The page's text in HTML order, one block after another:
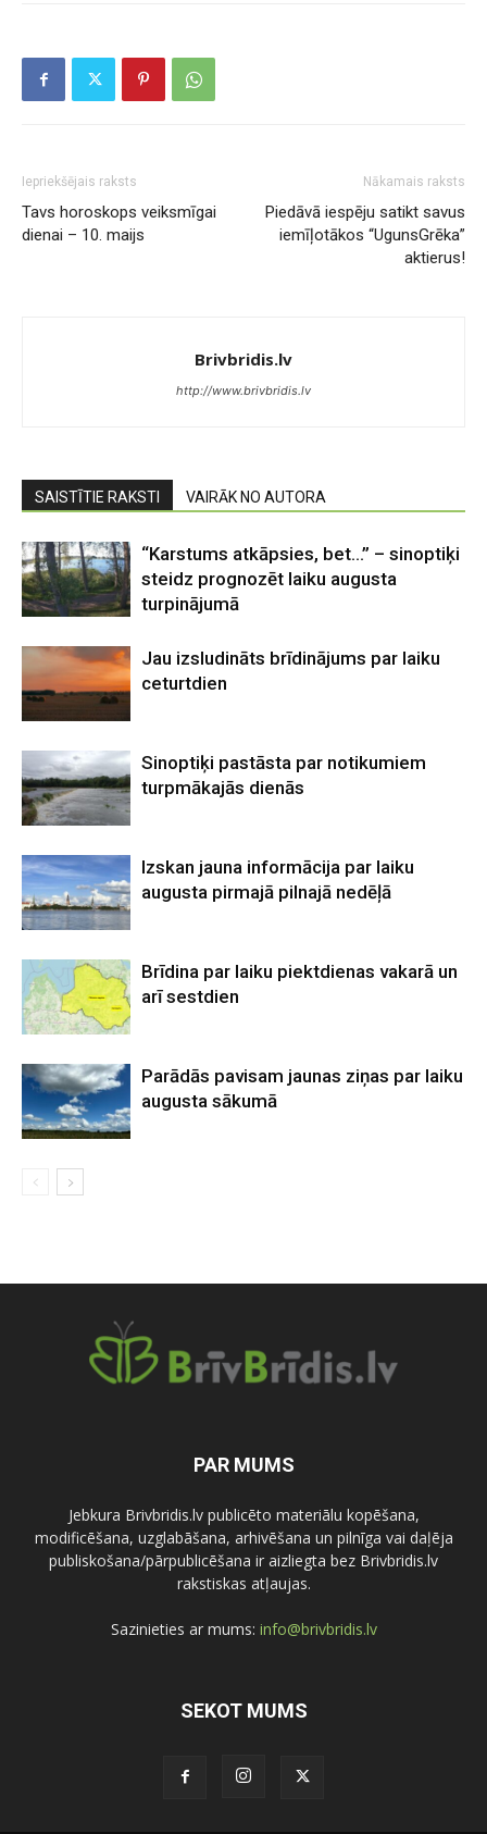
Iepriekšējais raksts
Tavs horoskops veiksmīgai
dienai – 10. maijs
Nākamais raksts
Piedāvā iespēju satikt savus
iemīļotākos “UgunsGrēka”
aktierus!
Brivbridis.lv
http://www.brivbridis.lv
SAISTĪTIE RAKSTI VAIRĀK NO AUTORA
“Karstums atkāpsies, bet…” – sinoptiķi
steidz prognozēt laiku augusta
turpinājumā
Jau izsludināts brīdinājums par laiku
ceturtdien
Sinoptiķi pastāsta par notikumiem
turpmākajās dienās
Izskan jauna informācija par laiku
augusta pirmajā pilnajā nedēļā
Brīdina par laiku piektdienas vakarā un
arī sestdien
Parādās pavisam jaunas ziņas par laiku
augusta sākumā
PAR MUMS
Jebkura Brivbridis.lv publicēto materiālu kopēšana,
modificēšana, uzglabāšana, arhivēšana un pilnīga vai daļēja
publiskošana/pārpublicēšana ir aizliegta bez Brivbridis.lv
rakstiskas atļaujas.
Sazinieties ar mums: info@brivbridis.lv
SEKOT MUMS